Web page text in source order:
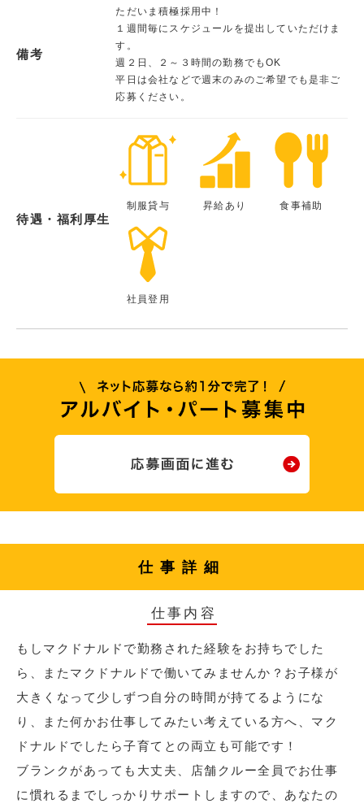
備考
ただいま積極採用中！
１週間毎にスケジュールを提出していただけま
す。
週２日、２～３時間の勤務でもOK
平日は会社などで週末のみのご希望でも是非ご
応募ください。
待遇・福利厚生
制服貸与 昇給あり 食事補助
社員登用
仕事詳細
仕事内容
もしマクドナルドで勤務された経験をお持ちでした
ら、またマクドナルドで働いてみませんか？お子様が
大きくなって少しずつ自分の時間が持てるようにな
り、また何かお仕事してみたい考えている方へ、マク
ドナルドでしたら子育てとの両立も可能です！
ブランクがあっても大丈夫、店舗クルー全員でお仕事
に慣れるまでしっかりサポートしますので、あなたの